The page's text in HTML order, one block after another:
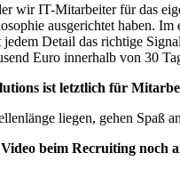
wir IT-Mitarbeiter für das
ausgerichtet haben.
Detail das richtige
Euro innerhalb von 30
ist letztlich für
liegen, gehen Spaß
beim Recruiting noch